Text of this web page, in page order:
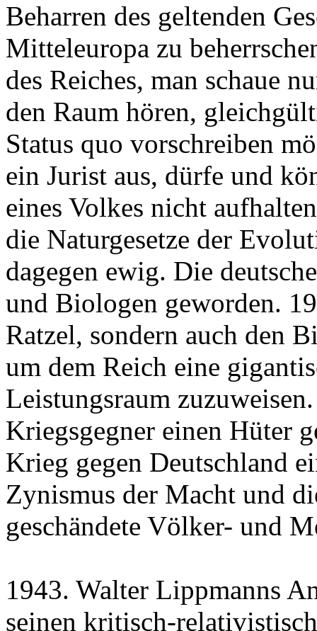
Beharren des geltenden
Mitteleuropa zu
des Reiches, man schaue
den Raum hören,
Status quo vorschreiben
ein Jurist aus, dürfe und
eines Volkes nicht
die Naturgesetze der
dagegen ewig. Die
und Biologen geworden.
Ratzel, sondern auch den
um dem Reich eine
Leistungsraum
Kriegsgegner einen Hüter
Krieg gegen Deutschland
Zynismus der Macht und
geschändete Völker- und
1943. Walter Lippmanns
seinen kritisch-